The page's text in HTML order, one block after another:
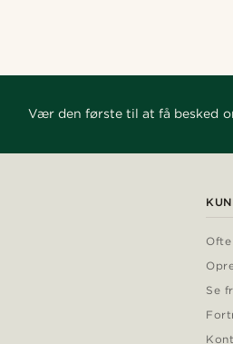
Vær den første til at få besked
Se